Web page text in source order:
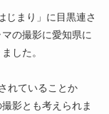
じまり」に目黒連さ
の撮影に愛知県に
した。
れていることか
影とも考えられま